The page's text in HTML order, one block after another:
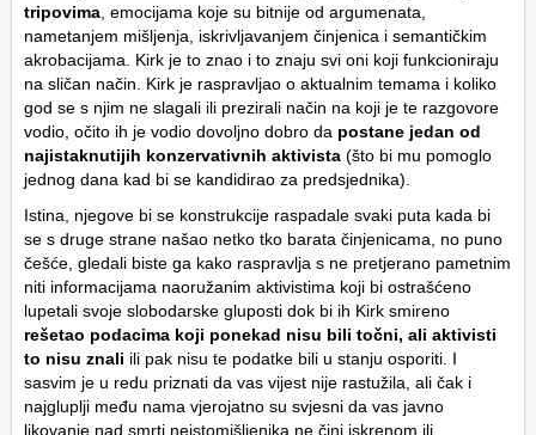
tripovima, emocijama koje su bitnije od argumenata,
nametanjem mišljenja, iskrivljavanjem činjenica i semantičkim
akrobacijama. Kirk je to znao i to znaju svi oni koji funkcioniraju
na sličan način. Kirk je raspravljao o aktualnim temama i koliko
god se s njim ne slagali ili prezirali način na koji je te razgovore
vodio, očito ih je vodio dovoljno dobro da postane jedan od
najistaknutijih konzervativnih aktivista (što bi mu pomoglo
jednog dana kad bi se kandidirao za predsjednika).
Istina, njegove bi se konstrukcije raspadale svaki puta kada bi
se s druge strane našao netko tko barata činjenicama, no puno
češće, gledali biste ga kako raspravlja s ne pretjerano pametnim
niti informacijama naoružanim aktivistima koji bi ostrašćeno
lupetali svoje slobodarske gluposti dok bi ih Kirk smireno
rešetao podacima koji ponekad nisu bili točni, ali aktivisti
to nisu znali ili pak nisu te podatke bili u stanju osporiti. I
sasvim je u redu priznati da vas vijest nije rastužila, ali čak i
najgluplji među nama vjerojatno su svjesni da vas javno
likovanje nad smrti neistomišljenika ne čini iskrenom ili